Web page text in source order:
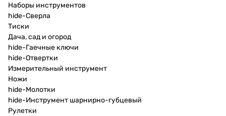
Наборы инструментов
hide-Сверла
Тиски
Дача, сад и огород
hide-Гаечные ключи
hide-Отвертки
Измерительный инструмент
Ножи
hide-Молотки
hide-Инструмент шарнирно-губцевый
Рулетки